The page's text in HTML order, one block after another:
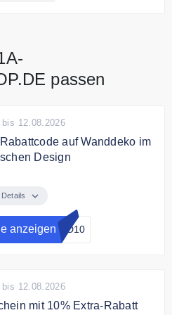
passen
12.08.2026
auf Wanddeko im
Design
maritimen Charme und
ab sofort 10% Rabatt auf
"Wanddeko" bei
No.64
Mindestbestellwert
anzeigen ND10
12.08.2026
mit 10% Extra-Rabatt